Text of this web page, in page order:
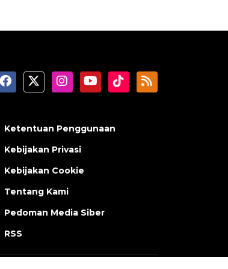
Ketentuan Penggunaan
Kebijakan Privasi
Kebijakan Cookie
Tentang Kami
Pedoman Media Siber
RSS